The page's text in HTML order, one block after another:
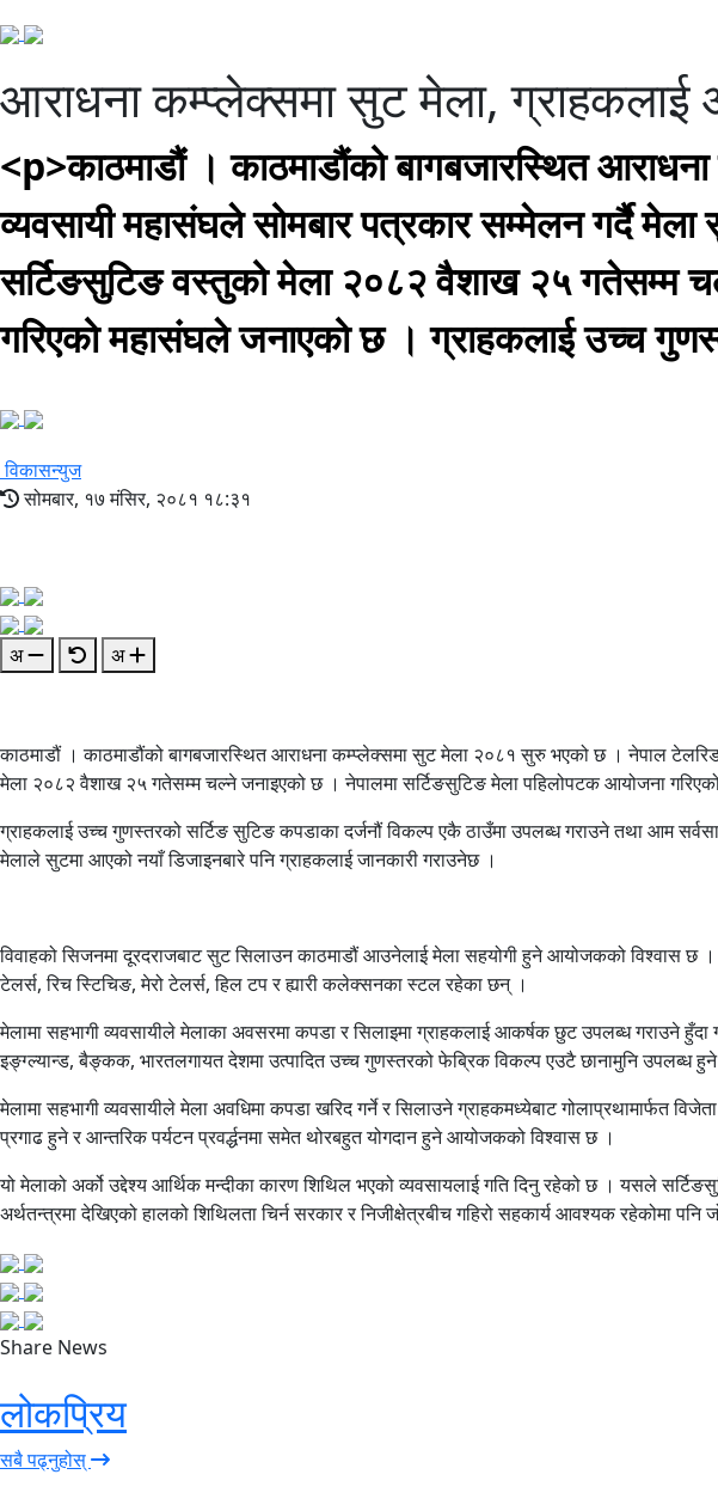
आराधना कम्प्लेक्समा सुट मेला,
<p>काठमाडौं । काठमाडौंको बागबजारस्थित
व्यवसायी महासंघले सोमबार पत्रकार सम्मेलन गर्दै
सर्टिङसुटिङ वस्तुको मेला २०८२ वैशाख २५ गतेसम्म
गरिएको महासंघले जनाएको छ । ग्राहकलाई उच्च
विकासन्युज
सोमबार, १७ मंसिर, २०८१ १८:३१
अ अ
काठमाडौं। काठमाडौंको बागबजारस्थित आराधना कम्प्लेक्समा सुट मेला २०८१ सुरु भएको छ । नेपाल
मेला २०८२ वैशाख २५ गतेसम्म चल्ने जनाइएको छ । नेपालमासर्टिङसुटिङ मेला पहिलोपटक आयोजना
ग्राहकलाई उच्च गुणस्तरको सर्टिङ सुटिङ कपडाकादर्जनौंविकल्प एकै ठाउँमा उपलब्ध गराउने तथा आम
मेलाले सुटमा आएको नयाँ डिजाइनबारे पनि ग्राहकलाई जानकारी गराउनेछ ।
विवाहको सिजनमा दूरदराजबाट सुट सिलाउनकाठमाडौंआउनेलाई मेला सहयोगी हुने आयोजकको विश्वास छ ।
टेलर्स,रिचस्टिचिङ, मेरो टेलर्स, हिल टप र ह्यारी कलेक्सनका स्टल रहेका छन् ।
मेलामा सहभागी व्यवसायीले मेलाका अवसरमा कपडा र सिलाइमा ग्राहकलाई आकर्षक छुट उपलब्ध गराउने
इङ्ग्ल्यान्ड, बैङ्कक, भारतलगायत देशमा उत्पादित उच्च गुणस्तरको फेब्रिक विकल्प एउटै छानामुनि उपलब्ध हुने
मेलामा सहभागी व्यवसायीले मेला अवधिमा कपडा खरिद गर्ने र सिलाउने ग्राहकमध्येबाट गोलाप्रथामार्फत
प्रगाढ हुने र आन्तरिक पर्यटन प्रवर्द्धनमा समेत थोरबहुत योगदान हुने आयोजकको विश्वास छ ।
यो मेलाको अर्को उद्देश्य आर्थिक मन्दीका कारण शिथिल भएको व्यवसायलाई गति दिनु रहेको छ । यसले
अर्थतन्त्रमा देखिएको हालको शिथिलता चिर्न सरकार र निजीक्षेत्रबीच गहिरो सहकार्य आवश्यक रहेकोमा पनि
Share News
लोकप्रिय
सबै पढ्नुहोस्